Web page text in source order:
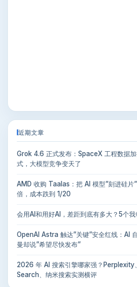
近期文章
Grok 4.6 正式发布：SpaceX 工程数据加
式，大模型竞争变天了
AMD 收购 Taalas：把 AI 模型”刻进硅片
倍，成本跌到 1/20
会用AI和用好AI，差距到底有多大？5个
OpenAI Astra 触达”关键”安全红线：AI
曼却说”希望尽快发布”
2026 年 AI 搜索引擎哪家强？Perplexity
Search、纳米搜索实测横评